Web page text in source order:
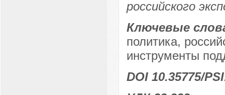
российского
Ключевые
политика,
инструменты
DOI 10.35775/